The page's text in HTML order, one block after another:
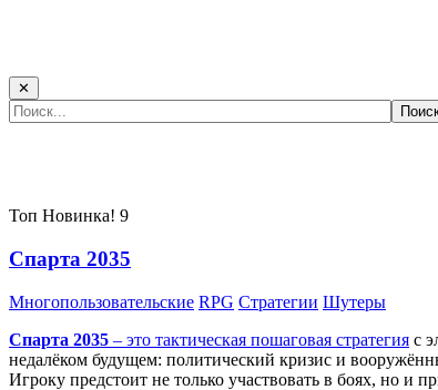
✕
Топ Новинка! 9
Спарта 2035
Многопользовательские RPG Стратегии Шутеры
Спарта 2035 – это тактическая пошаговая стратегия с
недалёком будущем: политический кризис и
Игроку предстоит не только участвовать в боях, но и